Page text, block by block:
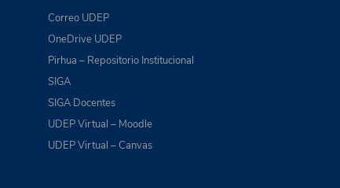
Correo UDEP
OneDrive UDEP
Pirhua – Repositorio Institucional
SIGA
SIGA Docentes
UDEP Virtual – Moodle
UDEP Virtual – Canvas